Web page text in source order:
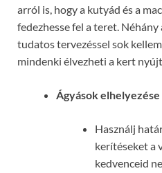
arról is, hogy a kutyád és a
fedezhesse fel a teret.
tudatos tervezéssel sok
mindenki élvezheti a kert
Ágyások
Használj
kerítéseket a
kedvenceid